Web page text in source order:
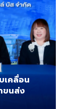
เคลื่อน
ขนส่ง